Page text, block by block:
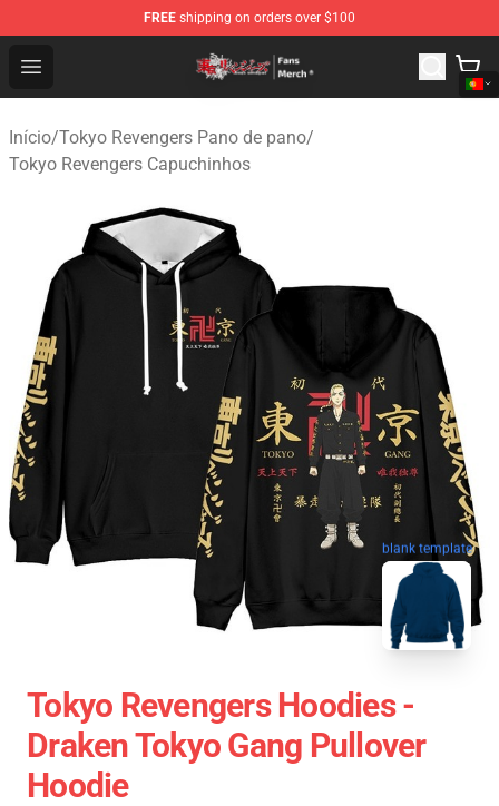
FREE shipping on orders over $100
Open menu
Tokyo Revengers Store - Official Tokyo Revengers
Início/Tokyo Revengers Pano de pano/
Tokyo Revengers Capuchinhos
blank template
Tokyo Revengers Hoodies -
Draken Tokyo Gang Pullover
Hoodie